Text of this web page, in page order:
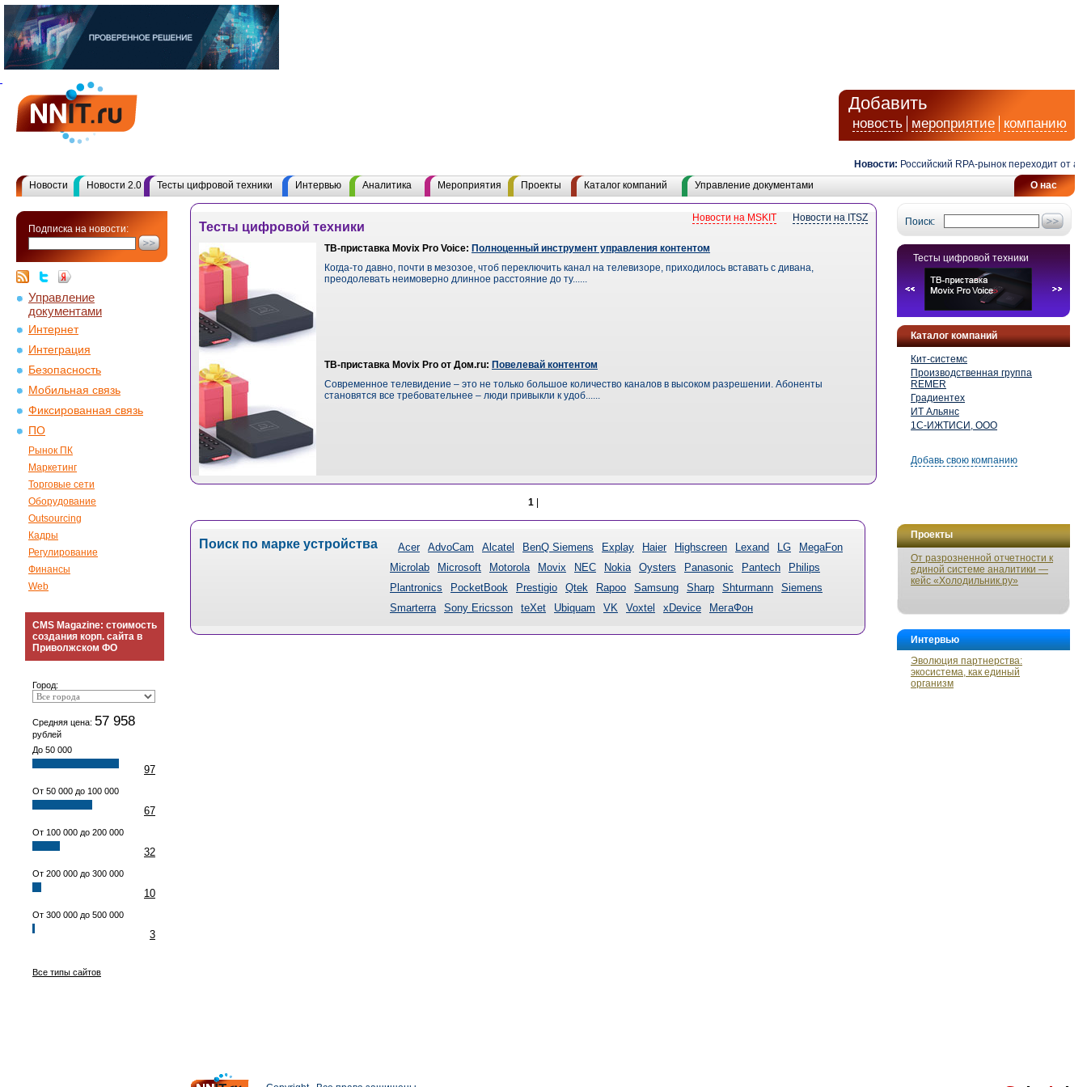
Добавить
новость мероприятие компанию
Новости: Российский RPA-рынок переходит от
О нас
Новости Новости 2.0 Тесты цифровой техники Интервью Аналитика Мероприятия Проекты Каталог компаний Управление документами
Подписка на новости:
Управление
документами
Интернет
Интеграция
Безопасность
Мобильная связь
Фиксированная связь
ПО
Рынок ПК
Маркетинг
Торговые сети
Оборудование
Outsourcing
Кадры
Регулирование
Финансы
Web
CMS Magazine: стоимость
создания корп. сайта в
Приволжском ФО
Город:
Средняя цена: 57 958
рублей
До 50 000
97
От 50 000 до 100 000
67
От 100 000 до 200 000
32
От 200 000 до 300 000
10
От 300 000 до 500 000
3
Все типы сайтов
Поиск:
Тесты цифровой техники
Каталог компаний
Кит-системс
Производственная группа
REMER
Градиентех
ИТ Альянс
1С-ИЖТИСИ, ООО
Добавь свою компанию
Проекты
От разрозненной отчетности к
единой системе аналитики —
кейс «Холодильник.ру»
Интервью
Эволюция партнерства:
экосистема, как единый
организм
Новости на ITSZ
Новости на MSKIT
Тесты цифровой техники
ТВ-приставка Movix Pro Voice: Полноценный инструмент управления контентом
Когда-то давно, почти в мезозое, чтоб переключить канал на телевизоре, приходилось вставать с дивана,
преодолевать неимоверно длинное расстояние до ту......
ТВ-приставка Movix Pro от Дом.ru: Повелевай контентом
Современное телевидение – это не только большое количество каналов в высоком разрешении. Абоненты
становятся все требовательнее – люди привыкли к удоб......
1
Поиск по марке устройства Acer AdvoCam Alcatel BenQ Siemens Explay Haier Highscreen Lexand LG
MegaFon
Microlab
Microsoft Motorola Movix NEC Nokia Oysters Panasonic Pantech
Philips
Plantronics
PocketBook Prestigio Qtek Rapoo Samsung Sharp Shturmann
Siemens
Smarterra
Sony Ericsson teXet Ubiquam VK Voxtel xDevice МегаФон